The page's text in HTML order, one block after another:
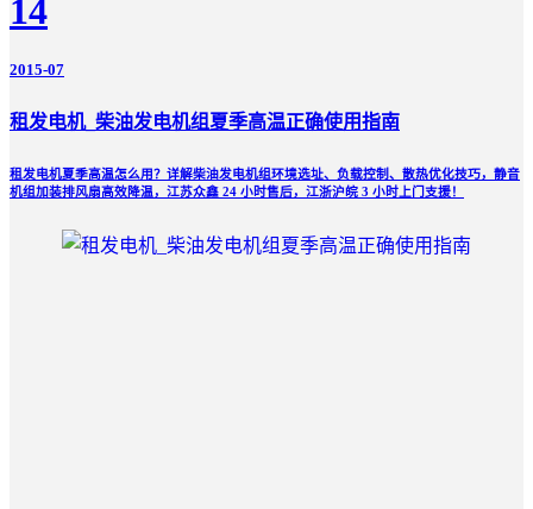
14
2015-07
租发电机_柴油发电机组夏季高温正确使用指南
租发电机夏季高温怎么用？详解柴油发电机组环境选址、负载控制、散热优化技巧，静音
机组加装排风扇高效降温，江苏众鑫 24 小时售后，江浙沪皖 3 小时上门支援！